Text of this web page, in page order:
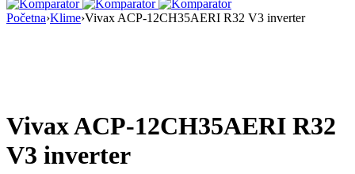
Početna›Klime›Vivax ACP-12CH35AERI R32 V3 inverter
Vivax ACP-12CH35AERI R32
V3 inverter